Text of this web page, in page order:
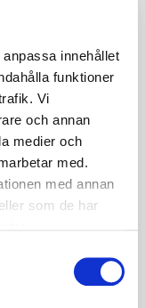
innehållet
funktioner
Vi
och annan
medier och
med.
med annan
som de har